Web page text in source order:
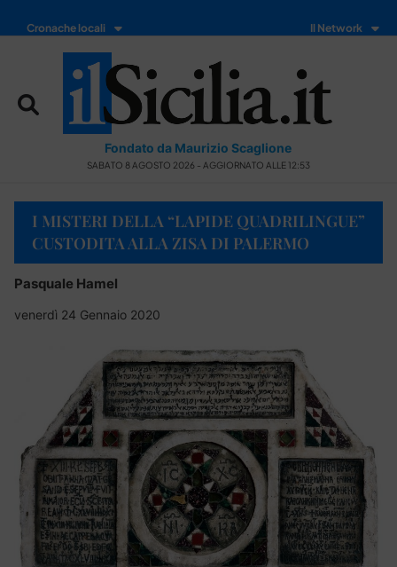
Cronache locali Il Network
Fondato da Maurizio Scaglione
SABATO 8 AGOSTO 2026 - AGGIORNATO ALLE 12:53
I MISTERI DELLA “LAPIDE QUADRILINGUE”
CUSTODITA ALLA ZISA DI PALERMO
Pasquale Hamel
venerdì 24 Gennaio 2020